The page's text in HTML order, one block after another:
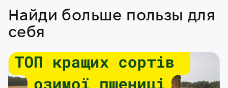
Найди больше пользы для
себя